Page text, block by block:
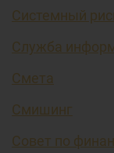
Системный
Служба
Смета
Смишинг
Совет по